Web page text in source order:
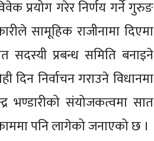
प्रयोग गरेर निर्णय गर्ने गुरुङ
सामूहिक राजीनामा दिएमा
सदस्यी प्रबन्ध समिति बनाइने
दिन निर्वाचन गराउने विधानमा
भण्डारीको संयोजकत्वमा सात
पनि लागेको जनाएको छ ।